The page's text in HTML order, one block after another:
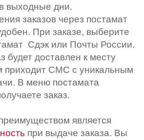
выходные дни.
заказов через постамат
При заказе, выберите
Сдэк или Почты России.
будет доставлен к месту
приходит СМС с уникальным
В меню постамата
заказ.
является
при выдаче заказа. Вы